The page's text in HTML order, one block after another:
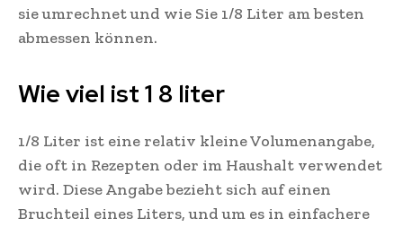
sie umrechnet und wie Sie 1/8 Liter am besten
abmessen können.
Wie viel ist 1 8 liter
1/8 Liter ist eine relativ kleine Volumenangabe,
die oft in Rezepten oder im Haushalt verwendet
wird. Diese Angabe bezieht sich auf einen
Bruchteil eines Liters, und um es in einfachere